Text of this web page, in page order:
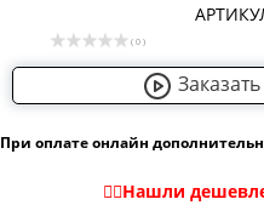
( 0 )
При оплате онлайн